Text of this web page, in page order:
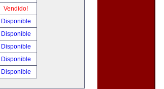
Vendido!
Disponible
Disponible
Disponible
Disponible
Disponible